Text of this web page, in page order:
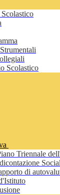
Scolastico
Triennale
di